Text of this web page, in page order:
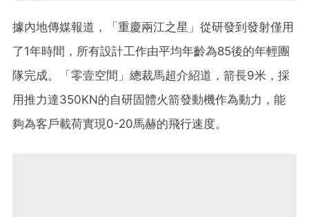
據內地傳媒報道，「重慶兩江之星」從研發到發射僅用
了1年時間，所有設計工作由平均年齡為85後的年輕團
隊完成。「零壹空間」總裁馬超介紹道，箭長9米，採
用推力達350KN的自研固體火箭發動機作為動力，能
夠為客戶載荷實現0-20馬赫的飛行速度。